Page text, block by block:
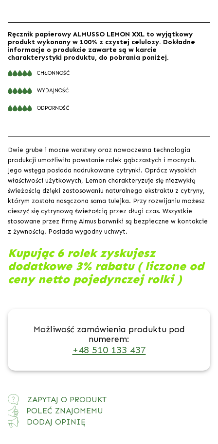
Ręcznik papierowy ALMUSSO LEMON XXL to wyjątkowy
produkt wykonany w 100% z czystej celulozy. Dokładne
informacje o produkcie zawarte są w karcie
charakterystyki produktu, do pobrania poniżej.
CHŁONNOŚĆ
WYDAJNOŚĆ
ODPORNOŚĆ
Dwie grube i mocne warstwy oraz nowoczesna technologia
produkcji umożliwiła powstanie rolek gąbczastych i mocnych.
Jego wstęga posiada nadrukowane cytrynki. Oprócz wysokich
właściwości użytkowych, Lemon charakteryzuje się niezwykłą
świeżością dzięki zastosowaniu naturalnego ekstraktu z cytryny,
którym została nasączona sama tulejka. Przy rozwijaniu możesz
cieszyć się cytrynową świeżością przez długi czas. Wszystkie
stosowane przez firmę Almus barwniki są bezpieczne w kontakcie
z żywnością. Posiada wygodny uchwyt.
Kupując 6 rolek zyskujesz
dodatkowe 3% rabatu ( liczone od
ceny netto pojedynczej rolki )
Możliwość zamówienia produktu pod
numerem:
+48 510 133 437
ZAPYTAJ O PRODUKT
POLEĆ ZNAJOMEMU
DODAJ OPINIĘ